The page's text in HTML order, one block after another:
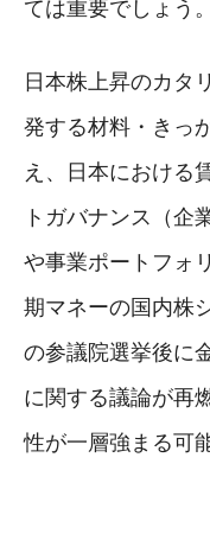
ては重要でしょう。
日本株上昇のカタ
発する材料・きっ
え、日本における
トガバナンス（企
や事業ポートフォ
期マネーの国内株
の参議院選挙後に
に関する議論が再
性が一層強まる可